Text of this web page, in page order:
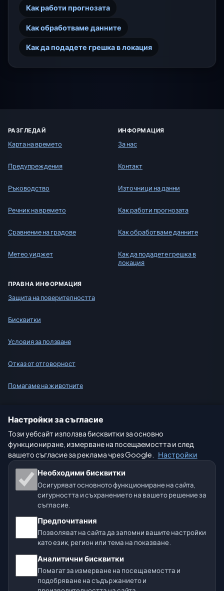
Как работи прогнозата
Как обработваме данните
Как да подадете грешка в локация
РАЗГЛЕДАЙ
Карта на времето
Предупреждения
Ръководство
Речник на времето
Сравнение на градове
Метео уиджет
ИНФОРМАЦИЯ
За нас
Контакт
Източници на данни
Как работи прогнозата
Как обработваме данните
Как да подадете грешка в
локация
ПРАВНА ИНФОРМАЦИЯ
Защита на поверителността
Бисквитки
Условия за ползване
Отказ от отговорност
Помагаме на животните
Настройки
Нашите метео сайтове:
🇨🇿 Чехия 🇭🇷 Хърватия 🇧🇬 България
🇩🇪🇦🇹🇨🇭 Германия / Австрия / Швейцария
🌎 Латинска Америка и Испания
🌍 Международна метео мрежа
Настройки за съгласие
Този уебсайт използва бисквитки за основно
функциониране, измерване на посещаемостта и след
вашето съгласие за реклама чрез Google.
Настройки
Необходими бисквитки
Осигуряват основното функциониране на сайта,
сигурността и съхранението на вашето решение за
съгласие.
Предпочитания
Позволяват на сайта да запомни вашите настройки
като език, регион или тема на показване.
Аналитични бисквитки
Помагат за измерване на посещаемостта и
подобряване на съдържанието и